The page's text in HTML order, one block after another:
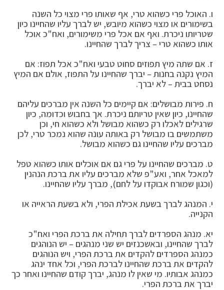
ו. האוכל פרי כשהוא טרי, אף שאותו פרי מצוי כל השנה
בשימורים או מצוי כשהוא מיובש, יש לברך עליו שהחיינו כיון
שטריותו ניכרת. ואף אם אכל פרי משימורים, ואח"כ אוכל
אותו כשהוא טרי – צריך לברך שהחיינו.
ז. אם שתה מיץ תפוזים סחוט טבעי ואח"כ אכל תפוז: אם
המיץ נקנה בחנות – יברך שהחיינו על התפוז, אולם אם המיץ
נסחט בבית – לא יברך.
ח. פירות מבושלים: אם קיימים כל השנה אין מברכים עליהם
שהחיינו, כיון שאין טריותם ניכרת. אך בחבוש וכדומה, כיון
שרגילים לאכלו רק כשהוא מבושל ולא כשהוא חי, וכן
משתמשים בו מבושל רק באותה עונה שהוא נמכר טרי, לכן
מברכים עליו שהחיינו גם כשהוא מבושל.
ט. מברכים שהחיינו על פרי גם אם אוכלים אותו כשהוא טפל
למאכל אחר, ואע"פ שלא מברכים עליו את ברכת הנהנין
(וכגון שמורח אבוקדו על לחם), מברך עליו שהחיינו.
י. המנהג לברך בשעת אכילת הפרי, ולא בשעת הראייה או
הקנייה.
יא. מנהג הספרדים לברך תחילה את ברכת הפרי ואח"כ
לברך שהחיינו, ובאשכנזים יש שני מנהגים – יש הנוהגים
כמנהג הספרדים להקדים את ברכת הפרי, ויש הנוהגים
להקדים את ברכת שהחיינו לברכת הפרי, וכל אחד ינהג
כמנהג אבותיו. מי שאין לו מנהג, יברך קודם שהחיינו ואחר כך
יברך את ברכת הפרי.